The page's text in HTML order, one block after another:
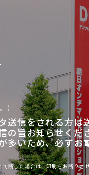
）
送信をされる方は
旨お知らせくだ
多いため、必ずお
断した場合は、印刷をお断りさせ